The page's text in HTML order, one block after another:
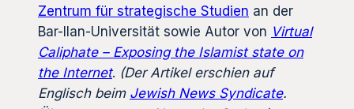
Zentrum für strategische Studien an der
Bar-Ilan-Universität sowie Autor von Virtual
Caliphate – Exposing the Islamist state on
the Internet. (Der Artikel erschien auf
Englisch beim Jewish News Syndicate.